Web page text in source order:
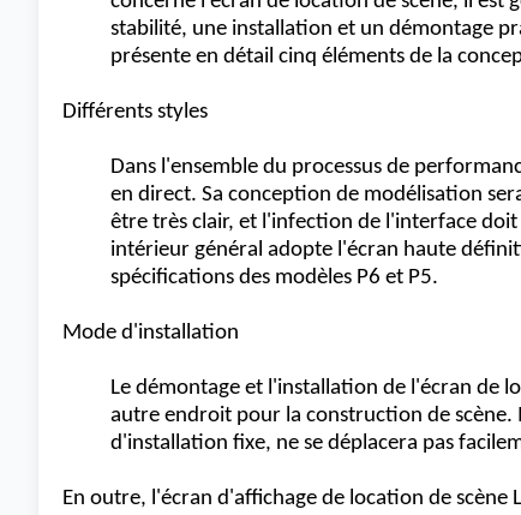
stabilité, une installation et un démontage
présente en détail cinq éléments de la
Différents styles
Dans l'ensemble du processus de
en direct. Sa conception de modélisation
être très clair, et l'infection de l'interface
intérieur général adopte l'écran haute
spécifications des modèles P6 et P5.
Mode d'installation
Le démontage et l'installation de l'écran de
autre endroit pour la construction de
d'installation fixe, ne se déplacera pas
En outre, l'écran d'affichage de location de